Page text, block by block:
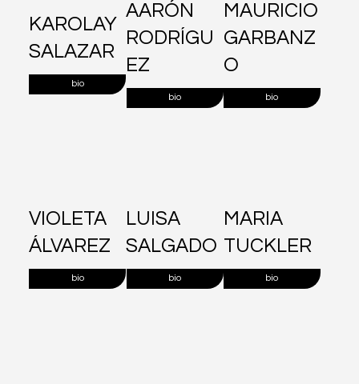
KAROLAY
SALAZAR
bio
AARÓN
RODRÍGU
EZ
bio
MAURICIO
GARBANZ
O
bio
VIOLETA
ÁLVAREZ
bio
LUISA
SALGADO
bio
MARIA
TUCKLER
bio